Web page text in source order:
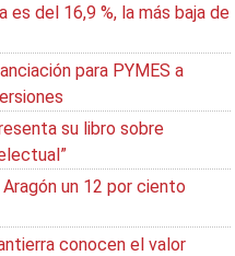
del 16,9 %, la más baja de
para PYMES a
su libro sobre
un 12 por ciento
conocen el valor